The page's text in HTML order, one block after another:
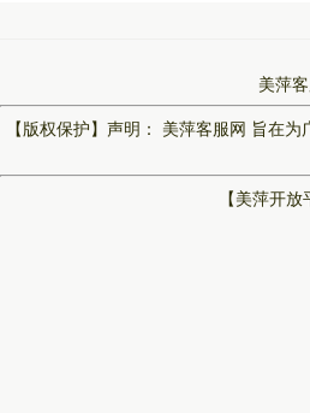
美萍
【版权保护】声明： 美萍客服网 旨在为
【美萍开放